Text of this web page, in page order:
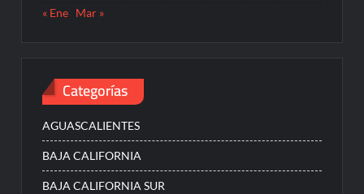
« Ene Mar »
Categorías
AGUASCALIENTES
BAJA CALIFORNIA
BAJA CALIFORNIA SUR